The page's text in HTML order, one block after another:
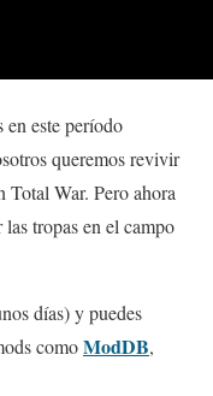
este período
queremos revivir
Total War. Pero ahora
tropas en el campo
días) y puedes
comoModDB,